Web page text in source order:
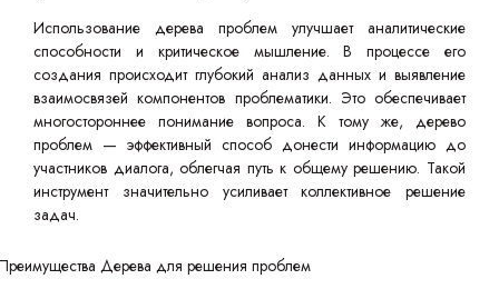
Использование дерева проблем улучшает аналитические
способности и критическое мышление. В процессе его
создания происходит глубокий анализ данных и выявление
взаимосвязей компонентов проблематики. Это обеспечивает
многостороннее понимание вопроса. К тому же, дерево
проблем — эффективный способ донести информацию до
участников диалога, облегчая путь к общему решению. Такой
инструмент значительно усиливает коллективное решение
задач.